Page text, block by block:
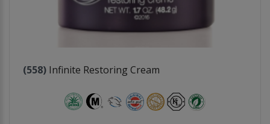
(558) Infinite Restoring Cream